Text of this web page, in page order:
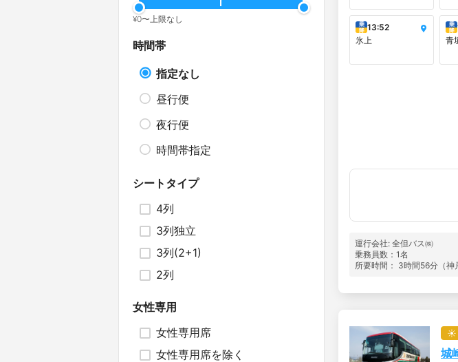
乗
降 13:52
氷上
乗
降
青
運行会社: 全但バス㈱
乗務員数：1名
所要時間： 3時間56分（神
城
¥0〜上限なし
時間帯
指定なし
昼行便
夜行便
時間帯指定
シートタイプ
4列
3列独立
3列(2+1)
2列
女性専用
女性専用席
女性専用席を除く